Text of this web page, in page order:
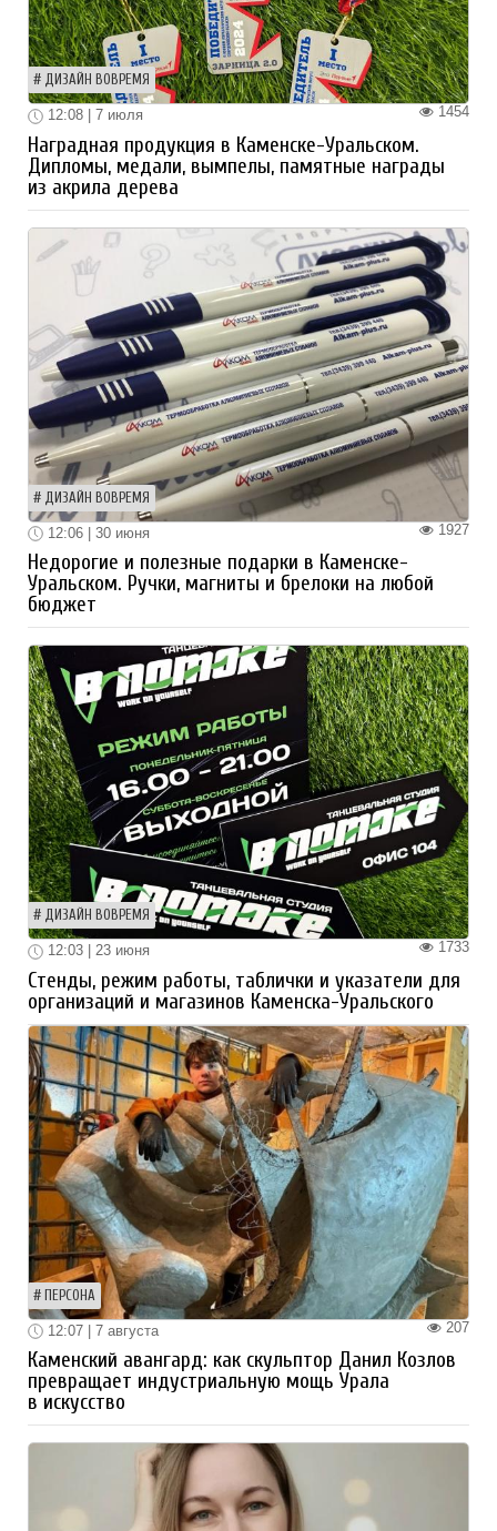
ДИЗАЙН ВОВРЕМЯ
1454
12:08 | 7 июля
Наградная продукция в Каменске-Уральском.
Дипломы, медали, вымпелы, памятные награды
из акрила дерева
ДИЗАЙН ВОВРЕМЯ
1927
12:06 | 30 июня
Недорогие и полезные подарки в Каменске-
Уральском. Ручки, магниты и брелоки на любой
бюджет
ДИЗАЙН ВОВРЕМЯ
1733
12:03 | 23 июня
Стенды, режим работы, таблички и указатели для
организаций и магазинов Каменска-Уральского
ПЕРСОНА
207
12:07 | 7 августа
Каменский авангард: как скульптор Данил Козлов
превращает индустриальную мощь Урала
в искусство